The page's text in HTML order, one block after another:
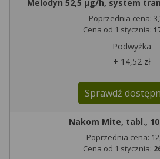
Melodyn 52,5 μg/h, system
Poprzednia cena:
Cena od 1 stycznia:
Podwyżka
+ 14,52 zł
Sprawdź
Nakom Mite, tabl.,
Poprzednia cena:
Cena od 1 stycznia: